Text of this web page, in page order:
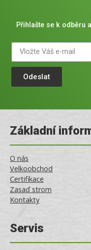
Přihlašte se k odběru
Odeslat
Základní
O nás
Velkoobchod
Certifikace
Zasaď strom
Kontakty
Servis